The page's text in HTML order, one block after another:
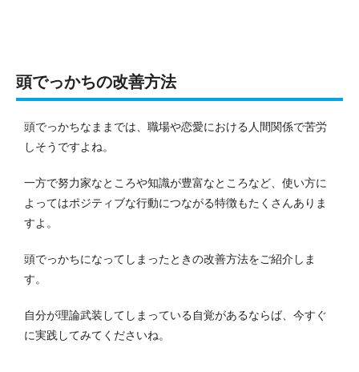
頭でっかちの改善方法
頭でっかちなままでは、職場や恋愛における人間関係で苦労
しそうですよね。
一方で努力家なところや知識が豊富なところなど、使い方に
よってはポジティブな行動につながる特徴もたくさんありま
すよ。
頭でっかちになってしまったときの改善方法をご紹介しま
す。
自分が理論武装してしまっている自覚があるならば、今すぐ
に実践してみてくださいね。